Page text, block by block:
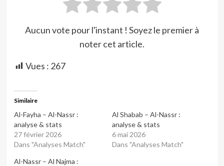
Aucun vote pour l'instant ! Soyez le premier à
noter cet article.
Vues : 267
Similaire
Al-Fayha – Al-Nassr :
analyse & stats
27 février 2026
Dans "Analyses Match"
Al Shabab – Al-Nassr :
analyse & stats
6 mai 2026
Dans "Analyses Match"
Al-Nassr – Al Najma :